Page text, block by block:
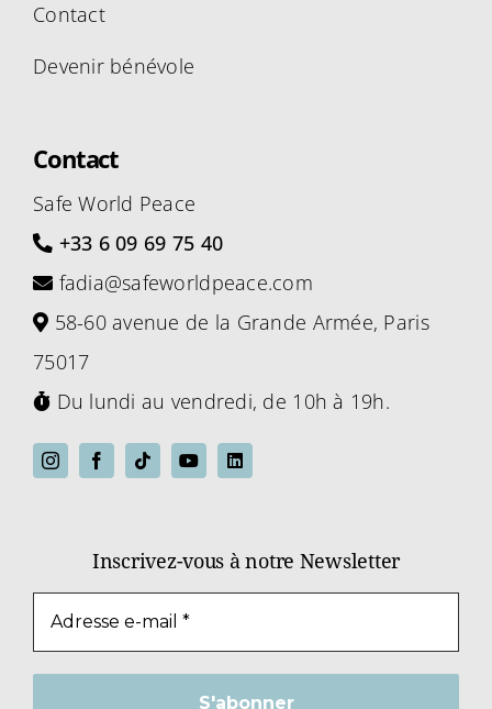
Contact
Devenir bénévole
Contact
Safe World Peace
+33 6 09 69 75 40
fadia@safeworldpeace.com
58-60 avenue de la Grande Armée, Paris
75017
Du lundi au vendredi, de 10h à 19h.
Inscrivez-vous à notre Newsletter